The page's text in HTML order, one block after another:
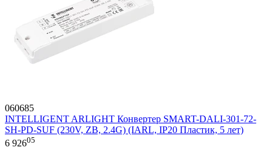
060685
INTELLIGENT ARLIGHT Конвертер SMART-DALI-301-72-
SH-PD-SUF (230V, ZB, 2.4G) (IARL, IP20 Пластик, 5 лет)
6 92605